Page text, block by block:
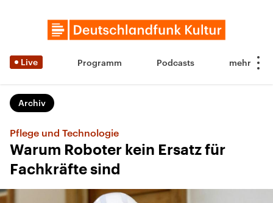
Live Programm Podcasts
Archiv
Pflege und Technologie
Warum Roboter kein Ersatz für
Fachkräfte sind